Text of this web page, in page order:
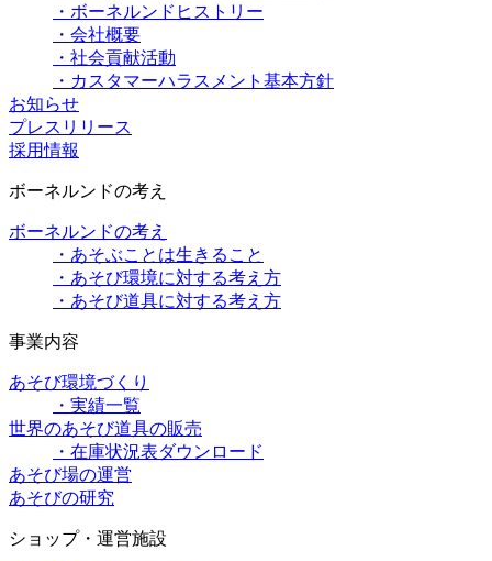
・ボーネルンドヒストリー
・会社概要
・社会貢献活動
・カスタマーハラスメント基本方針
お知らせ
プレスリリース
採用情報
ボーネルンドの考え
ボーネルンドの考え
・あそぶことは生きること
・あそび環境に対する考え方
・あそび道具に対する考え方
事業内容
あそび環境づくり
・実績一覧
世界のあそび道具の販売
・在庫状況表ダウンロード
あそび場の運営
あそびの研究
ショップ・運営施設